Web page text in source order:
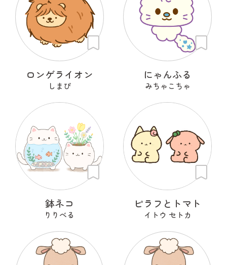
ロンゲライオン
しまぴ
にゃんふる
みちゃこちゃ
鉢ネコ
りりべる
ピラフとトマト
イトウ セトカ